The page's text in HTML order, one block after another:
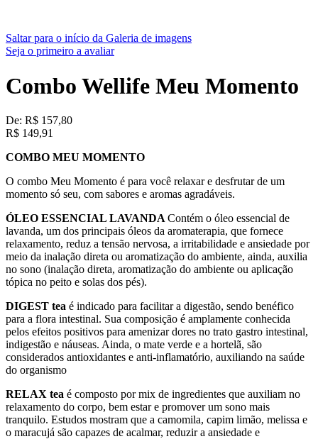
Saltar para o início da Galeria de imagens
Seja o primeiro a avaliar
Combo Wellife Meu Momento
De: R$ 157,80
R$ 149,91
COMBO MEU MOMENTO
O combo Meu Momento é para você relaxar e desfrutar de um
momento só seu, com sabores e aromas agradáveis.
ÓLEO ESSENCIAL LAVANDA Contém o óleo essencial de
lavanda, um dos principais óleos da aromaterapia, que fornece
relaxamento, reduz a tensão nervosa, a irritabilidade e ansiedade por
meio da inalação direta ou aromatização do ambiente, ainda, auxilia
no sono (inalação direta, aromatização do ambiente ou aplicação
tópica no peito e solas dos pés).
DIGEST tea é indicado para facilitar a digestão, sendo benéfico
para a flora intestinal. Sua composição é amplamente conhecida
pelos efeitos positivos para amenizar dores no trato gastro intestinal,
indigestão e náuseas. Ainda, o mate verde e a hortelã, são
considerados antioxidantes e anti-inflamatório, auxiliando na saúde
do organismo
RELAX tea é composto por mix de ingredientes que auxiliam no
relaxamento do corpo, bem estar e promover um sono mais
tranquilo. Estudos mostram que a camomila, capim limão, melissa e
o maracujá são capazes de acalmar, reduzir a ansiedade e